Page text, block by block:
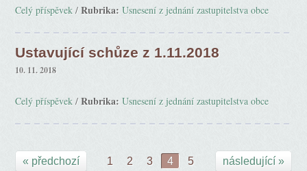
Celý příspěvek /Rubrika: Usnesení z jednání zastupitelstva obce
Ustavující schůze z 1.11.2018
10. 11. 2018
Celý příspěvek /Rubrika: Usnesení z jednání zastupitelstva obce
« předchozí 1 2 3 4 5 následující »